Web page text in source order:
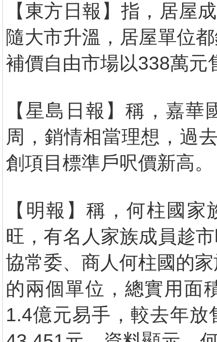
【東方日報】指，居屋
隨大市升溫，居屋單位
補價自由市場以338萬元
【星島日報】稱，嘉
周，銷情相當理想，過
創項目標準戶呎價新高。
【明報】稱，何柱國
旺，有名人家族成員趁
協常委、商人何柱國的
的兩個單位，總實用面
1.4億元易手，較去年